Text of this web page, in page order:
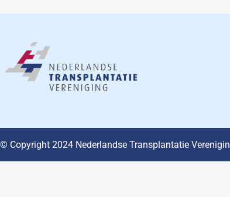
© Copyright 2024 Nederlandse Transplantatie